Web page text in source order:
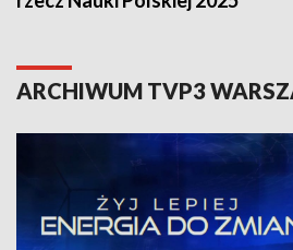
ARCHIWUM TVP3